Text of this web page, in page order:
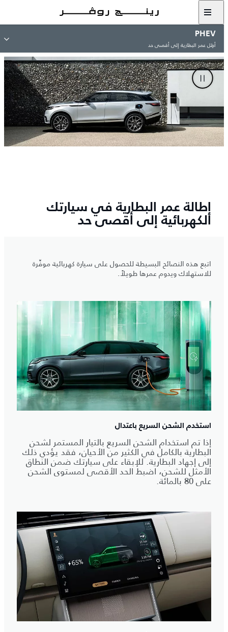
PHEV
أطِل عمر البطارية إلى أقصى حد
إطالة عمر البطارية في سيارتك
الكهربائية إلى أقصى حد
اتبع هذه النصائح البسيطة للحصول على سيارة كهربائية موفِّرة
للاستهلاك ويدوم عمرها طويلاً.
استخدم الشحن السريع باعتدال
إذا تم استخدام الشحن السريع بالتيار المستمر لشحن
البطارية بالكامل في الكثير من الأحيان، فقد يؤدي ذلك
إلى إجهاد البطارية. للإبقاء على سيارتك ضمن النطاق
الأمثل للشحن، اضبط الحد الأقصى لمستوى الشحن
على 80 بالمائة.